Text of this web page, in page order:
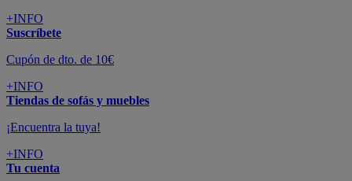
+INFO
Suscríbete
Cupón de dto. de 10€
+INFO
Tiendas de sofás y muebles
¡Encuentra la tuya!
+INFO
Tu cuenta